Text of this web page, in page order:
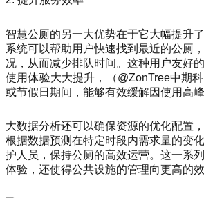
智慧公厕的另一大优势在于它大幅提升
系统可以帮助用户快速找到最近的公厕
况，从而减少排队时间。这种用户友好
使用体验大大提升，（@ZonTree中期
或节假日期间，能够有效缓解因使用高
大数据分析还可以确保资源的优化配置
根据数据预测在特定时段内需求量的变
护人员，保持公厕的高效运营。这一系
体验，还使得公共设施的管理向更高的效